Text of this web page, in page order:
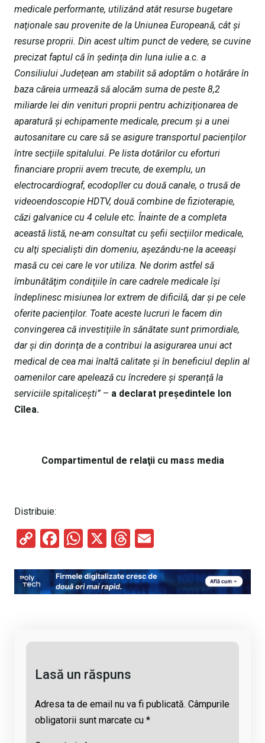
medicale performante, utilizând atât resurse bugetare
naţionale sau provenite de la Uniunea Europeană, cât şi
resurse proprii. Din acest ultim punct de vedere, se cuvine
precizat faptul că în şedinţa din luna iulie a.c. a
Consiliului Judeţean am stabilit să adoptăm o hotărâre în
baza căreia urmează să alocăm suma de peste 8,2
miliarde lei din venituri proprii pentru achiziţionarea de
aparatură şi echipamente medicale, precum şi a unei
autosanitare cu care să se asigure transportul pacienţilor
între secţiile spitalului. Pe lista dotărilor cu eforturi
financiare proprii avem trecute, de exemplu, un
electrocardiograf, ecodopller cu două canale, o trusă de
videoendoscopie HDTV, două combine de fizioterapie,
căzi galvanice cu 4 celule etc. Înainte de a completa
această listă, ne-am consultat cu şefii secţiilor medicale,
cu alţi specialişti din domeniu, aşezându-ne la aceeaşi
masă cu cei care le vor utiliza. Ne dorim astfel să
îmbunătăţim condiţiile în care cadrele medicale îşi
îndeplinesc misiunea lor extrem de dificilă, dar şi pe cele
oferite pacienţilor. Toate aceste lucruri le facem din
convingerea că investiţiile în sănătate sunt primordiale,
dar şi din dorinţa de a contribui la asigurarea unui act
medical de cea mai înaltă calitate şi în beneficiul deplin al
oamenilor care apelează cu încredere şi speranţă la
serviciile spitaliceşti” – a declarat preşedintele Ion
Cîlea.
Compartimentul de relaţii cu mass media
Distribuie:
C
py
Li
F
ce
b
W
at
s
X
T
e
a
ail
Lasă un răspuns
Adresa ta de email nu va fi publicată. Câmpurile
obligatorii sunt marcate cu *